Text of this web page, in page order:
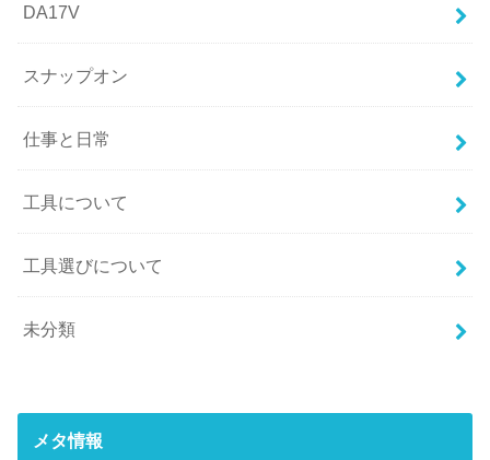
DA17V
スナップオン
仕事と日常
工具について
工具選びについて
未分類
メタ情報